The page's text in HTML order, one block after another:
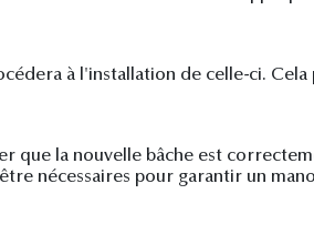
à l'installation de celle-ci.
la nouvelle bâche est
nécessaires pour garantir un